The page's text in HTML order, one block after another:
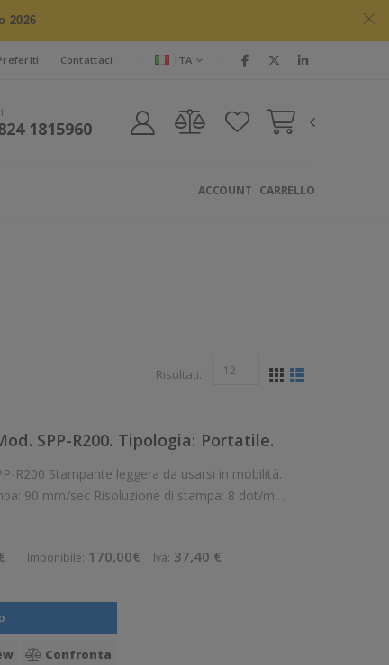
2026
Contattaci ITA
1815960
CARRELLO
ACCOUNT
Risultati:
SPP-R200. Tipologia: Portatile.
in mobilità.
90 mm/sec Risoluzione di stampa: 8 dot/mm
Imponibile: 170,00€ Iva: 37,40 €
Confronta